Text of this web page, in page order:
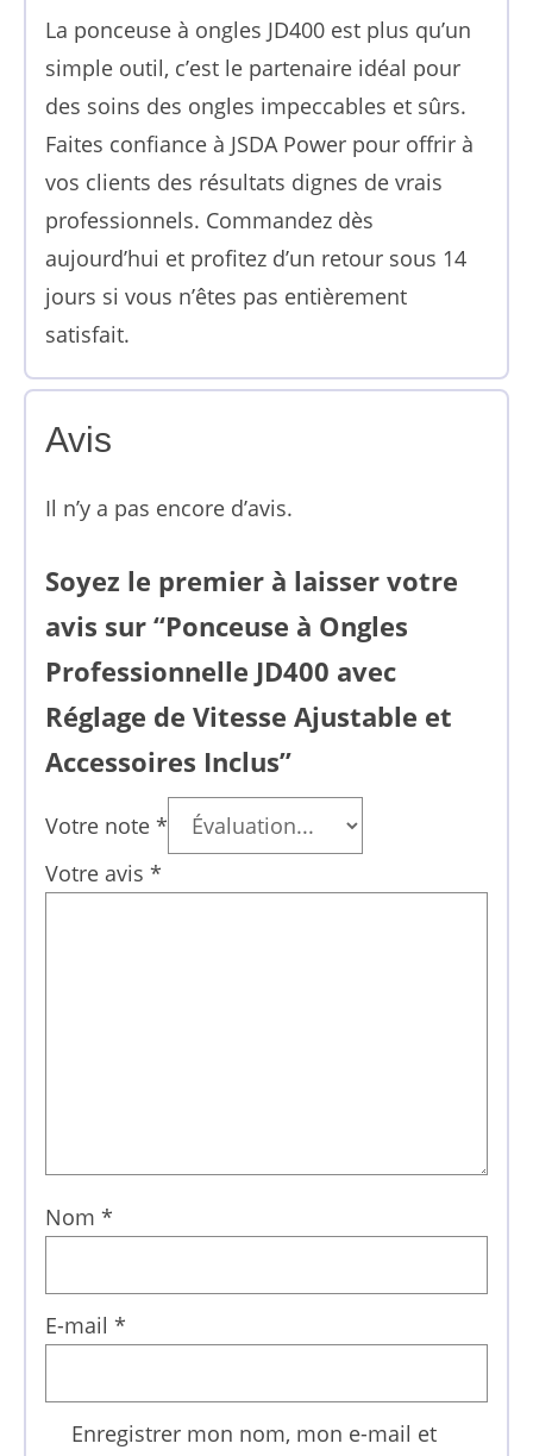
La ponceuse à ongles JD400 est plus qu’un
simple outil, c’est le partenaire idéal pour
des soins des ongles impeccables et sûrs.
Faites confiance à JSDA Power pour offrir à
vos clients des résultats dignes de vrais
professionnels. Commandez dès
aujourd’hui et profitez d’un retour sous 14
jours si vous n’êtes pas entièrement
satisfait.
Avis
Il n’y a pas encore d’avis.
Soyez le premier à laisser votre
avis sur “Ponceuse à Ongles
Professionnelle JD400 avec
Réglage de Vitesse Ajustable et
Accessoires Inclus”
Votre note *
Votre avis *
Nom *
E-mail *
Enregistrer mon nom, mon e-mail et